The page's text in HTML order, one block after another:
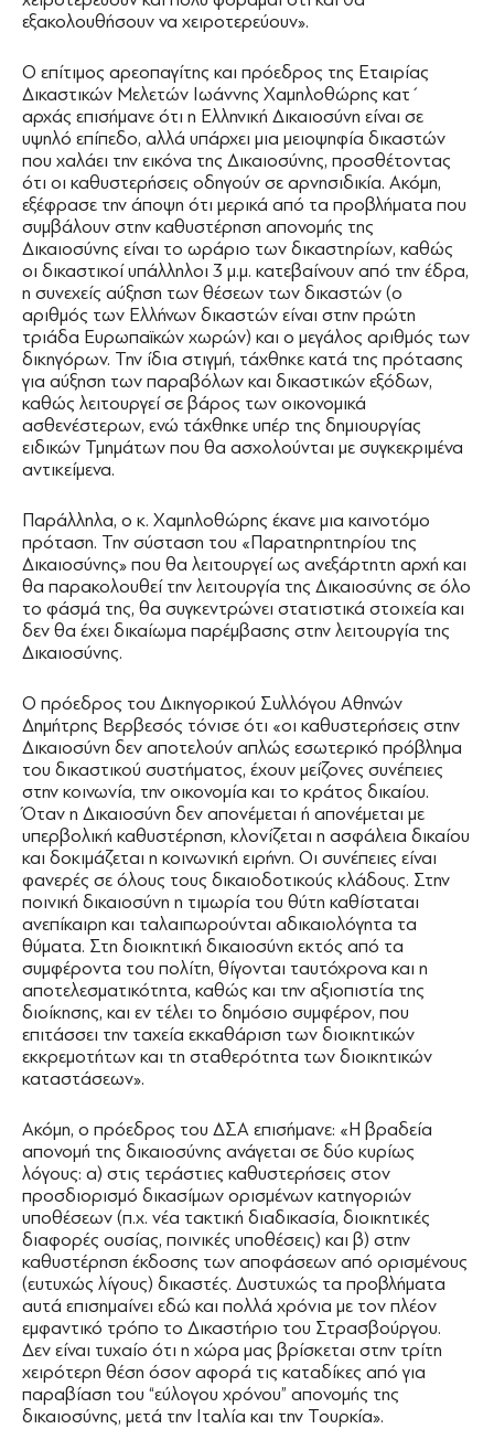
εξακολουθήσουν να χειροτερεύουν».
Ο επίτιμος αρεοπαγίτης και πρόεδρος της Εταιρίας
Δικαστικών Μελετών Ιωάννης Χαμηλοθώρης κατ΄
αρχάς επισήμανε ότι η Ελληνική Δικαιοσύνη είναι σε
υψηλό επίπεδο, αλλά υπάρχει μια μειοψηφία δικαστών
που χαλάει την εικόνα της Δικαιοσύνης, προσθέτοντας
ότι οι καθυστερήσεις οδηγούν σε αρνησιδικία. Ακόμη,
εξέφρασε την άποψη ότι μερικά από τα προβλήματα που
συμβάλουν στην καθυστέρηση απονομής της
Δικαιοσύνης είναι το ωράριο των δικαστηρίων, καθώς
οι δικαστικοί υπάλληλοι 3 μ.μ. κατεβαίνουν από την έδρα,
η συνεχείς αύξηση των θέσεων των δικαστών (ο
αριθμός των Ελλήνων δικαστών είναι στην πρώτη
τριάδα Ευρωπαϊκών χωρών) και ο μεγάλος αριθμός των
δικηγόρων. Την ίδια στιγμή, τάχθηκε κατά της πρότασης
για αύξηση των παραβόλων και δικαστικών εξόδων,
καθώς λειτουργεί σε βάρος των οικονομικά
ασθενέστερων, ενώ τάχθηκε υπέρ της δημιουργίας
ειδικών Τμημάτων που θα ασχολούνται με συγκεκριμένα
αντικείμενα.
Παράλληλα, ο κ. Χαμηλοθώρης έκανε μια καινοτόμο
πρόταση. Την σύσταση του «Παρατηρητηρίου της
Δικαιοσύνης» που θα λειτουργεί ως ανεξάρτητη αρχή και
θα παρακολουθεί την λειτουργία της Δικαιοσύνης σε όλο
το φάσμά της, θα συγκεντρώνει στατιστικά στοιχεία και
δεν θα έχει δικαίωμα παρέμβασης στην λειτουργία της
Δικαιοσύνης.
Ο πρόεδρος του Δικηγορικού Συλλόγου Αθηνών
Δημήτρης Βερβεσός τόνισε ότι «οι καθυστερήσεις στην
Δικαιοσύνη δεν αποτελούν απλώς εσωτερικό πρόβλημα
του δικαστικού συστήματος, έχουν μείζονες συνέπειες
στην κοινωνία, την οικονομία και το κράτος δικαίου.
Όταν η Δικαιοσύνη δεν απονέμεται ή απονέμεται με
υπερβολική καθυστέρηση, κλονίζεται η ασφάλεια δικαίου
και δοκιμάζεται η κοινωνική ειρήνη. Οι συνέπειες είναι
φανερές σε όλους τους δικαιοδοτικούς κλάδους. Στην
ποινική δικαιοσύνη η τιμωρία του θύτη καθίσταται
ανεπίκαιρη και ταλαιπωρούνται αδικαιολόγητα τα
θύματα. Στη διοικητική δικαιοσύνη εκτός από τα
συμφέροντα του πολίτη, θίγονται ταυτόχρονα και η
αποτελεσματικότητα, καθώς και την αξιοπιστία της
διοίκησης, και εν τέλει το δημόσιο συμφέρον, που
επιτάσσει την ταχεία εκκαθάριση των διοικητικών
εκκρεμοτήτων και τη σταθερότητα των διοικητικών
καταστάσεων».
Ακόμη, ο πρόεδρος του ΔΣΑ επισήμανε: «Η βραδεία
απονομή της δικαιοσύνης ανάγεται σε δύο κυρίως
λόγους: α) στις τεράστιες καθυστερήσεις στον
προσδιορισμό δικασίμων ορισμένων κατηγοριών
υποθέσεων (π.χ. νέα τακτική διαδικασία, διοικητικές
διαφορές ουσίας, ποινικές υποθέσεις) και β) στην
καθυστέρηση έκδοσης των αποφάσεων από ορισμένους
(ευτυχώς λίγους) δικαστές. Δυστυχώς τα προβλήματα
αυτά επισημαίνει εδώ και πολλά χρόνια με τον πλέον
εμφαντικό τρόπο το Δικαστήριο του Στρασβούργου.
Δεν είναι τυχαίο ότι η χώρα μας βρίσκεται στην τρίτη
χειρότερη θέση όσον αφορά τις καταδίκες από για
παραβίαση του “εύλογου χρόνου” απονομής της
δικαιοσύνης, μετά την Ιταλία και την Τουρκία».